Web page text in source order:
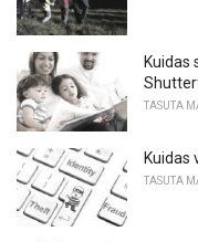
Kuidas
TASUTA
Kuidas
TASUTA